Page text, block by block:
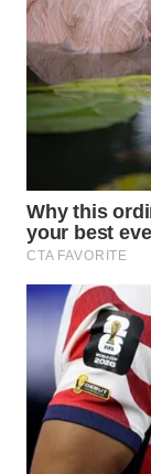
WN
NIAS
WN
LANGKAT
TAPANULI
SELATAN
WN
TANJUNG
LESUNG
WN
KARO